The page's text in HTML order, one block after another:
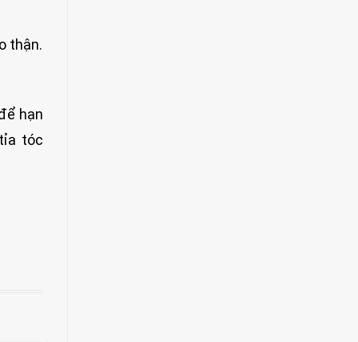
thận.
hạn
tóc